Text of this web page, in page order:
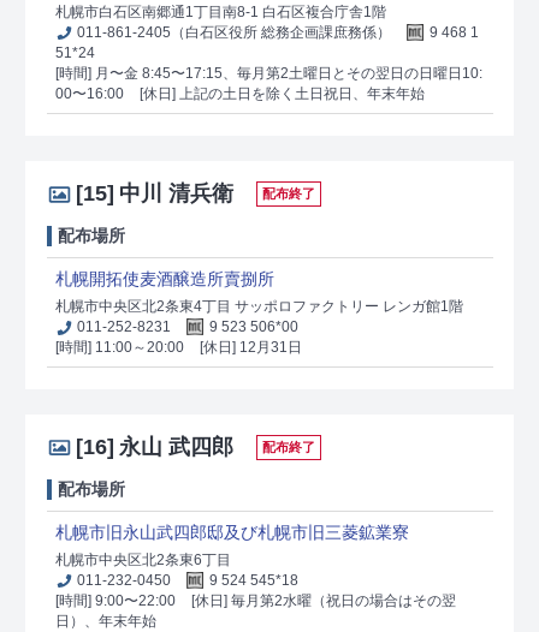
札幌市白石区南郷通1丁目南8-1 白石区複合庁舎1階
011-861-2405（白石区役所 総務企画課庶務係）
9 468 1
51*24
[時間] 月〜金 8:45〜17:15、毎月第2土曜日とその翌日の日曜日10:
00〜16:00
[休日] 上記の土日を除く土日祝日、年末年始
[15] 中川 清兵衛 配布終了
配布場所
札幌開拓使麦酒醸造所賣捌所
札幌市中央区北2条東4丁目 サッポロファクトリー レンガ館1階
011-252-8231
9 523 506*00
[時間] 11:00～20:00
[休日] 12月31日
[16] 永山 武四郎 配布終了
配布場所
札幌市旧永山武四郎邸及び札幌市旧三菱鉱業寮
札幌市中央区北2条東6丁目
011-232-0450
9 524 545*18
[時間] 9:00〜22:00
[休日] 毎月第2水曜（祝日の場合はその翌
日）、年末年始